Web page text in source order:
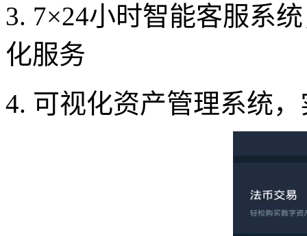
3. 7×24小时智能客服系
化服务
4. 可视化资产管理系统